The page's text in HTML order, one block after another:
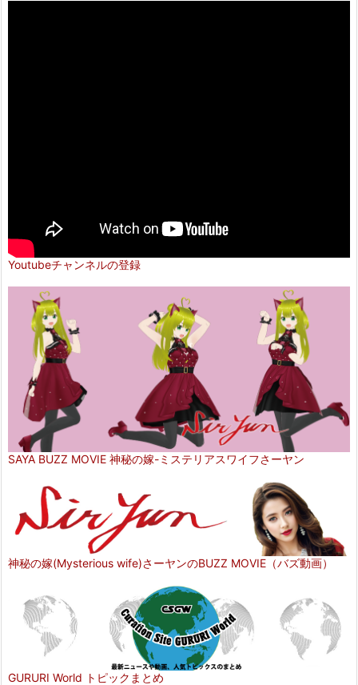
Youtubeチャンネルの登録
SAYA BUZZ MOVIE 神秘の嫁-ミステリアスワイフさーヤン
神秘の嫁(Mysterious wife)さーヤンのBUZZ MOVIE（バズ動画）
GURURI World トピックまとめ